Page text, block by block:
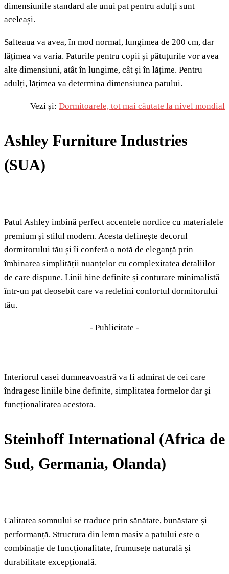
dimensiunile standard ale unui pat pentru adulți sunt
aceleași.
Salteaua va avea, în mod normal, lungimea de 200 cm, dar
lățimea va varia. Paturile pentru copii și pătuțurile vor avea
alte dimensiuni, atât în lungime, cât și în lățime. Pentru
adulți, lățimea va determina dimensiunea patului.
Vezi și: Dormitoarele, tot mai căutate la nivel mondial
Ashley Furniture Industries
(SUA)
Patul Ashley imbină perfect accentele nordice cu materialele
premium și stilul modern. Acesta definește decorul
dormitorului tău și îi conferă o notă de eleganță prin
îmbinarea simplității nuanțelor cu complexitatea detaliilor
de care dispune. Linii bine definite și conturare minimalistă
într-un pat deosebit care va redefini confortul dormitorului
tău.
- Publicitate -
Interiorul casei dumneavoastră va fi admirat de cei care
îndragesc liniile bine definite, simplitatea formelor dar și
funcționalitatea acestora.
Steinhoff International (Africa de
Sud, Germania, Olanda)
Calitatea somnului se traduce prin sănătate, bunăstare și
performanță. Structura din lemn masiv a patului este o
combinație de funcționalitate, frumusețe naturală și
durabilitate excepțională.